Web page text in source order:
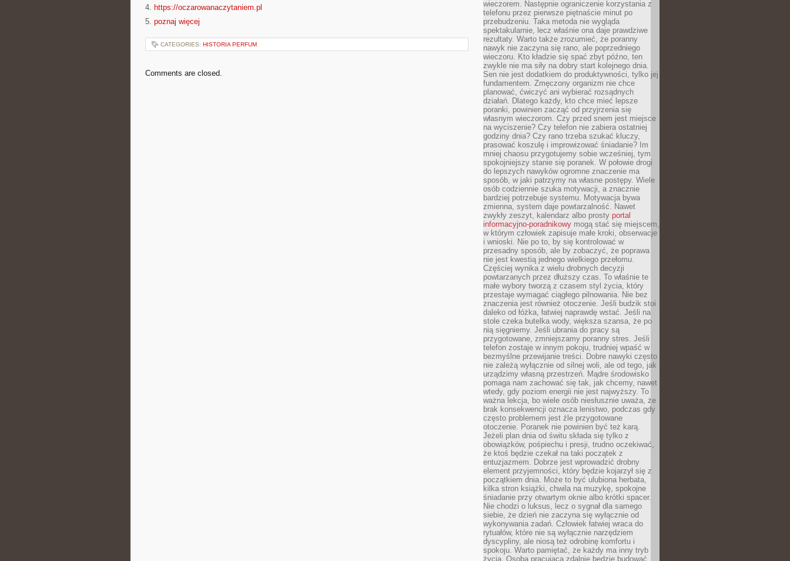
4. https://oczarowanaczytaniem.pl
5. poznaj więcej
CATEGORIES: HISTORIA PERFUM
Comments are closed.
wieczorem. Następnie ograniczenie korzystania z
telefonu przez pierwsze piętnaście minut po
przebudzeniu. Taka metoda nie wygląda
spektakularnie, lecz właśnie ona daje prawdziwe
rezultaty. Warto także zrozumieć, że poranny
nawyk nie zaczyna się rano, ale poprzedniego
wieczoru. Kto kładzie się spać zbyt późno, ten
zwykle nie ma siły na dobry start kolejnego dnia.
Sen nie jest dodatkiem do produktywności, tylko jej
fundamentem. Zmęczony organizm nie chce
planować, ćwiczyć ani wybierać rozsądnych
działań. Dlatego każdy, kto chce mieć lepsze
poranki, powinien zacząć od przyjrzenia się
własnym wieczorom. Czy przed snem jest miejsce
na wyciszenie? Czy telefon nie zabiera ostatniej
godziny dnia? Czy rano trzeba szukać kluczy,
prasować koszulę i improwizować śniadanie? Im
mniej chaosu przygotujemy sobie wcześniej, tym
spokojniejszy stanie się poranek. W połowie drogi
do lepszych nawyków ogromne znaczenie ma
sposób, w jaki patrzymy na własne postępy. Wiele
osób codziennie szuka motywacji, a znacznie
bardziej potrzebuje systemu. Motywacja bywa
zmienna, system daje powtarzalność. Nawet
zwykły zeszyt, kalendarz albo prosty portal
informacyjno-poradnikowy mogą stać się miejscem,
w którym człowiek zapisuje małe kroki, obserwacje
i wnioski. Nie po to, by się kontrolować w
przesadny sposób, ale by zobaczyć, że poprawa
nie jest kwestią jednego wielkiego przełomu.
Częściej wynika z wielu drobnych decyzji
powtarzanych przez dłuższy czas. To właśnie te
małe wybory tworzą z czasem styl życia, który
przestaje wymagać ciągłego pilnowania. Nie bez
znaczenia jest również otoczenie. Jeśli budzik stoi
daleko od łóżka, łatwiej naprawdę wstać. Jeśli na
stole czeka butelka wody, większa szansa, że po
nią sięgniemy. Jeśli ubrania do pracy są
przygotowane, zmniejszamy poranny stres. Jeśli
telefon zostaje w innym pokoju, trudniej wpaść w
bezmyślne przewijanie treści. Dobre nawyki często
nie zależą wyłącznie od silnej woli, ale od tego, jak
urządzimy własną przestrzeń. Mądre środowisko
pomaga nam zachować się tak, jak chcemy, nawet
wtedy, gdy poziom energii nie jest najwyższy. To
ważna lekcja, bo wiele osób niesłusznie uważa, że
brak konsekwencji oznacza lenistwo, podczas gdy
często problemem jest źle przygotowane
otoczenie. Poranek nie powinien być też karą.
Jeżeli plan dnia od świtu składa się tylko z
obowiązków, pośpiechu i presji, trudno oczekiwać,
że ktoś będzie czekał na taki początek z
entuzjazmem. Dobrze jest wprowadzić drobny
element przyjemności, który będzie kojarzył się z
początkiem dnia. Może to być ulubiona herbata,
kilka stron książki, chwila na muzykę, spokojne
śniadanie przy otwartym oknie albo krótki spacer.
Nie chodzi o luksus, lecz o sygnał dla samego
siebie, że dzień nie zaczyna się wyłącznie od
wykonywania zadań. Człowiek łatwiej wraca do
rytuałów, które nie są wyłącznie narzędziem
dyscypliny, ale niosą też odrobinę komfortu i
spokoju. Warto pamiętać, że każdy ma inny tryb
życia. Osoba pracująca zdalnie będzie budować